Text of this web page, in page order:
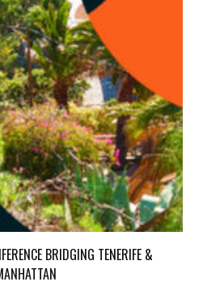
BRIDGING TENERIFE &